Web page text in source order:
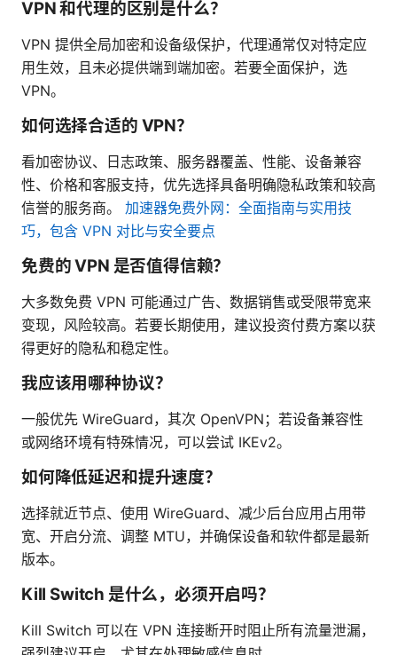
VPN 和代理的区别是什么？
VPN 提供全局加密和设备级保护，代理通常仅对特定应
用生效，且未必提供端到端加密。若要全面保护，选
VPN。
如何选择合适的 VPN？
看加密协议、日志政策、服务器覆盖、性能、设备兼容
性、价格和客服支持，优先选择具备明确隐私政策和较高
信誉的服务商。 加速器免费外网：全面指南与实用技
巧，包含 VPN 对比与安全要点
免费的 VPN 是否值得信赖？
大多数免费 VPN 可能通过广告、数据销售或受限带宽来
变现，风险较高。若要长期使用，建议投资付费方案以获
得更好的隐私和稳定性。
我应该用哪种协议？
一般优先 WireGuard，其次 OpenVPN；若设备兼容性
或网络环境有特殊情况，可以尝试 IKEv2。
如何降低延迟和提升速度？
选择就近节点、使用 WireGuard、减少后台应用占用带
宽、开启分流、调整 MTU，并确保设备和软件都是最新
版本。
Kill Switch 是什么，必须开启吗？
Kill Switch 可以在 VPN 连接断开时阻止所有流量泄漏，